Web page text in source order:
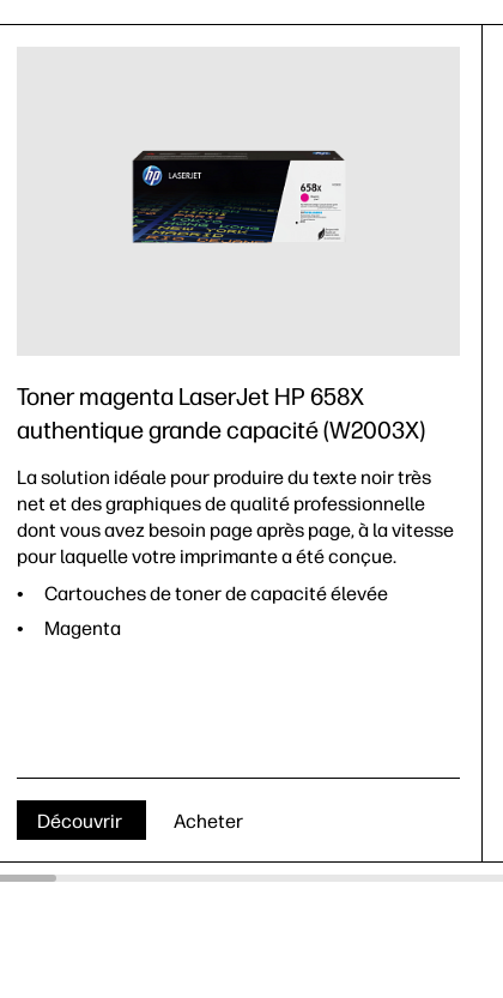
Toner magenta LaserJet HP 658X
authentique grande capacité (W2003X)
La solution idéale pour produire du texte noir très
net et des graphiques de qualité professionnelle
dont vous avez besoin page après page, à la vitesse
pour laquelle votre imprimante a été conçue.
Cartouches de toner de capacité élevée
Magenta
Découvrir Acheter